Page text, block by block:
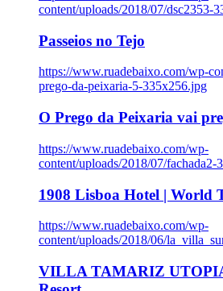
content/uploads/2018/07/dsc2353-
Passeios no Tejo
https://www.ruadebaixo.com/wp-
prego-da-peixaria-5-335x256.jpg
O Prego da Peixaria vai
https://www.ruadebaixo.com/wp-
content/uploads/2018/07/fachada2-
1908 Lisboa Hotel | World
https://www.ruadebaixo.com/wp-
content/uploads/2018/06/
VILLA TAMARIZ